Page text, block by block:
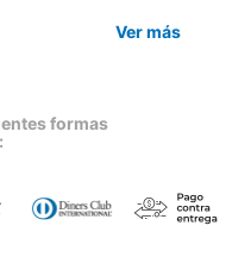
Ver más
formas